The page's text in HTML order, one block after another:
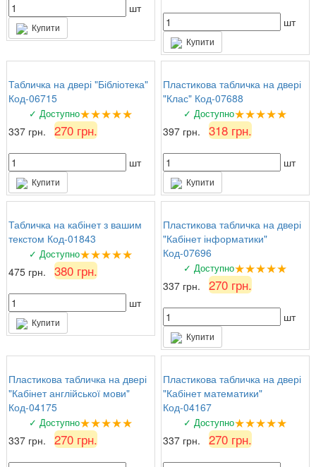
шт
Купити шт
Купити
Табличка на двері "Бібліотека"
Код-06715
✓ Доступно★★★★★
337 грн. 270 грн.
шт
Купити
Пластикова табличка на двері
"Клас" Код-07688
✓ Доступно★★★★★
397 грн. 318 грн.
шт
Купити
Табличка на кабінет з вашим
текстом Код-01843
✓ Доступно★★★★★
475 грн. 380 грн.
шт
Купити
Пластикова табличка на двері
"Кабінет інформатики"
Код-07696
✓ Доступно★★★★★
337 грн. 270 грн.
шт
Купити
Пластикова табличка на двері
"Кабінет англійської мови"
Код-04175
✓ Доступно★★★★★
337 грн. 270 грн.
Пластикова табличка на двері
"Кабінет математики"
Код-04167
✓ Доступно★★★★★
337 грн. 270 грн.